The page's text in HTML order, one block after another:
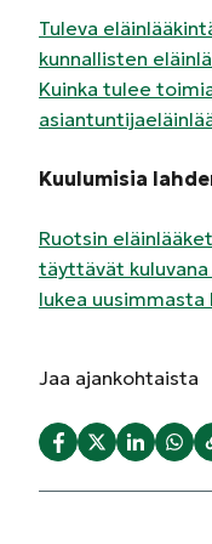
Tuleva
kunnallisten
Kuinka tulee
Kuulumisia
Ruotsin
täyttävät
lukea uusimmasta
Jaa ajankohtaista